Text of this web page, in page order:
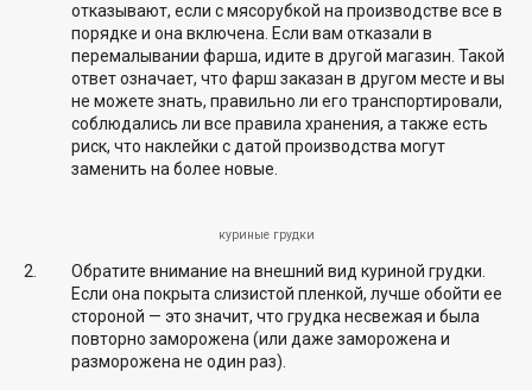
отказывают, если с мясорубкой на производстве все в
порядке и она включена. Если вам отказали в
перемалывании фарша, идите в другой магазин. Такой
ответ означает, что фарш заказан в другом месте и вы
не можете знать, правильно ли его транспортировали,
соблюдались ли все правила хранения, а также есть
риск, что наклейки с датой производства могут
заменить на более новые.
куриные грудки
Обратите внимание на внешний вид куриной грудки.
Если она покрыта слизистой пленкой, лучше обойти ее
стороной — это значит, что грудка несвежая и была
повторно заморожена (или даже заморожена и
разморожена не один раз).